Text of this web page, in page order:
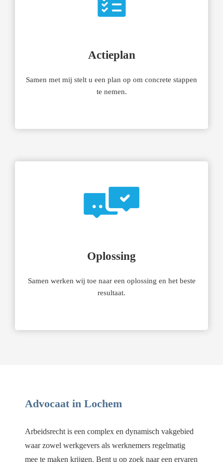
Actieplan
Samen met mij stelt u een plan op om concrete stappen
te nemen.
Oplossing
Samen werken wij toe naar een oplossing en het beste
resultaat.
Advocaat in Lochem
Arbeidsrecht is een complex en dynamisch vakgebied
waar zowel werkgevers als werknemers regelmatig
mee te maken krijgen. Bent u op zoek naar een ervaren